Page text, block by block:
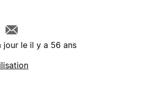
jour le il y a 56 ans